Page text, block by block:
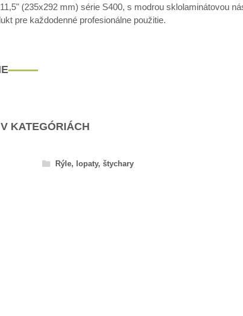
(235x292 mm) série S400, s modrou sklolaminátovou
pre každodenné profesionálne použitie.
KATEGÓRIÁCH
Rýle, lopaty, štychary